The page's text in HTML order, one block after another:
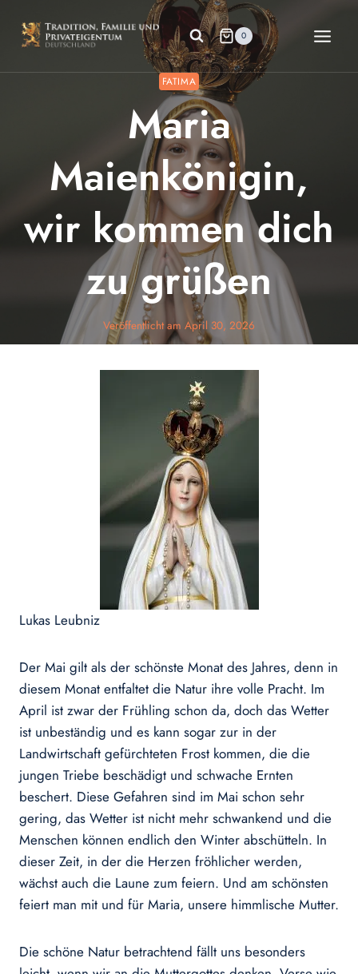
Inhalt
springen
0
FATIMA
Maria
Maienkönigin,
wir kommen dich
zu grüßen
Veröffentlicht am April 30, 2026
Lukas Leubniz
Der Mai gilt als der schönste Monat des Jahres, denn in
diesem Monat entfaltet die Natur ihre volle Pracht. Im
April ist zwar der Frühling schon da, doch das Wetter
ist unbeständig und es kann sogar zur in der
Landwirtschaft gefürchteten Frost kommen, die die
jungen Triebe beschädigt und schwache Ernten
beschert. Diese Gefahren sind im Mai schon sehr
gering, das Wetter ist nicht mehr schwankend und die
Menschen können endlich den Winter abschütteln. In
dieser Zeit, in der die Herzen fröhlicher werden,
wächst auch die Laune zum feiern. Und am schönsten
feiert man mit und für Maria, unsere himmlische Mutter.
Die schöne Natur betrachtend fällt uns besonders